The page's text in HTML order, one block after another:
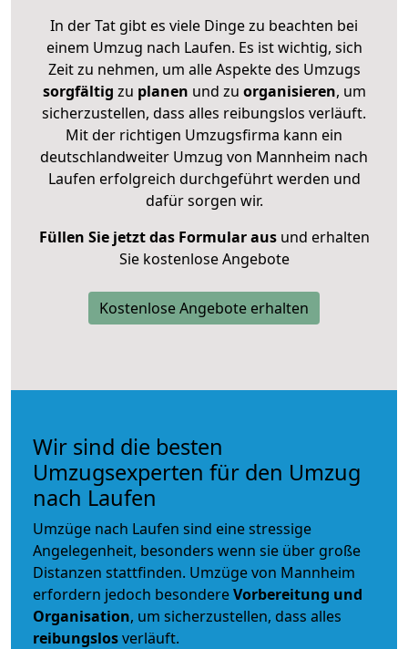
In der Tat gibt es viele Dinge zu beachten bei
einem Umzug nach Laufen. Es ist wichtig, sich
Zeit zu nehmen, um alle Aspekte des Umzugs
sorgfältig zu planen und zu organisieren, um
sicherzustellen, dass alles reibungslos verläuft.
Mit der richtigen Umzugsfirma kann ein
deutschlandweiter Umzug von Mannheim nach
Laufen erfolgreich durchgeführt werden und
dafür sorgen wir.
Füllen Sie jetzt das Formular ausund erhalten
Sie kostenlose Angebote
Kostenlose Angebote erhalten
Wir sind die besten
Umzugsexperten für den Umzug
nach Laufen
Umzüge nach Laufen sind eine stressige
Angelegenheit, besonders wenn sie über große
Distanzen stattfinden. Umzüge von Mannheim
erfordern jedoch besondereVorbereitung und
Organisation, um sicherzustellen, dass alles
reibungslosverläuft.